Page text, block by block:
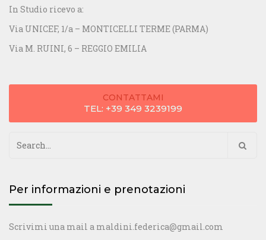
In Studio ricevo a:
Via UNICEF, 1/a – MONTICELLI TERME (PARMA)
Via M. RUINI, 6 – REGGIO EMILIA
CONTATTAMI
TEL: +39 349 3239199
per:
Per informazioni e prenotazioni
Scrivimi una mail a maldini.federica@gmail.com